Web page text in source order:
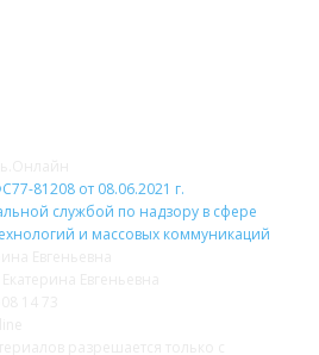
81208 от 08.06.2021 г.
службой по надзору в сфере
и массовых коммуникаций